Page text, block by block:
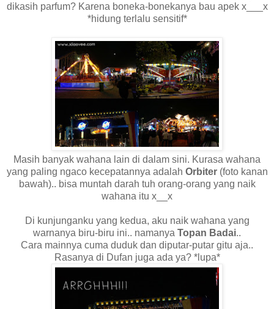
dikasih parfum? Karena boneka-bonekanya bau apek x___x
*hidung terlalu sensitif*
Masih banyak wahana lain di dalam sini. Kurasa wahana
yang paling ngaco kecepatannya adalah Orbiter(foto kanan
bawah).. bisa muntah darah tuh orang-orang yang naik
wahana itu x__x
Di kunjunganku yang kedua, aku naik wahana yang
warnanya biru-biru ini.. namanya Topan Badai..
Cara mainnya cuma duduk dan diputar-putar gitu aja..
Rasanya di Dufan juga ada ya? *lupa*